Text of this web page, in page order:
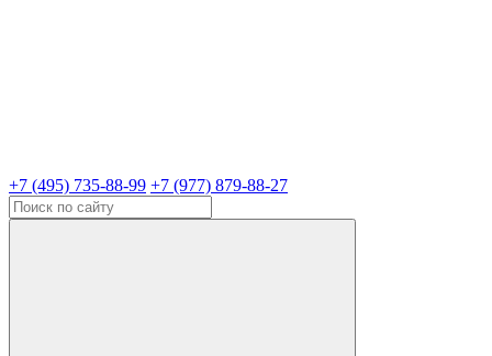
+7 (495) 735-88-99 +7 (977) 879-88-27